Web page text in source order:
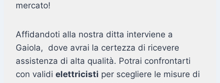
mercato!
Affidandoti alla nostra ditta interviene a
Gaiola, dove avrai la certezza di ricevere
assistenza di alta qualità. Potrai confrontarti
con validi elettricisti per scegliere le misure di